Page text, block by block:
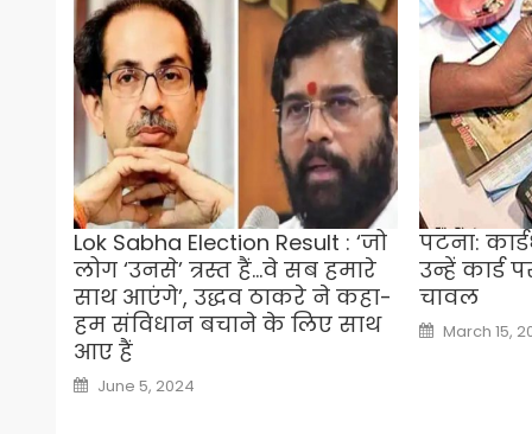
Lok Sabha Election Result : ‘जो
लोग ‘उनसे’ त्रस्त हैं…वे सब हमारे
साथ आएंगे’, उद्धव ठाकरे ने कहा-
हम संविधान बचाने के लिए साथ
आए हैं
Posted
on
June 5, 2024
पटना:
उन्हें कार्ड
चावल
Posted
on
March 15,